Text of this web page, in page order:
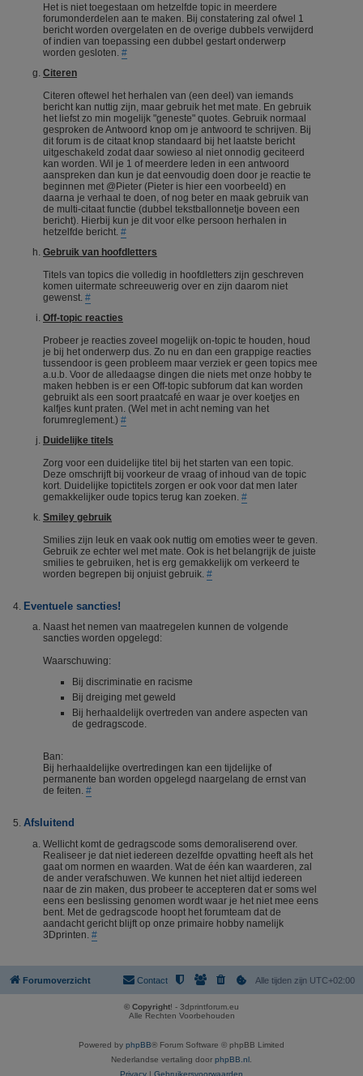
Het is niet toegestaan om hetzelfde topic in meerdere
forumonderdelen aan te maken. Bij constatering zal ofwel 1
bericht worden overgelaten en de overige dubbels verwijderd
of indien van toepassing een dubbel gestart onderwerp
worden gesloten. #
Citeren
Citeren oftewel het herhalen van (een deel) van iemands
bericht kan nuttig zijn, maar gebruik het met mate. En gebruik
het liefst zo min mogelijk "geneste" quotes. Gebruik normaal
gesproken de Antwoord knop om je antwoord te schrijven. Bij
dit forum is de citaat knop standaard bij het laatste bericht
uitgeschakeld zodat daar sowieso al niet onnodig geciteerd
kan worden. Wil je 1 of meerdere leden in een antwoord
aanspreken dan kun je dat eenvoudig doen door je reactie te
beginnen met @Pieter (Pieter is hier een voorbeeld) en
daarna je verhaal te doen, of nog beter en maak gebruik van
de multi-citaat functie (dubbel tekstballonnetje boveen een
bericht). Hierbij kun je dit voor elke persoon herhalen in
hetzelfde bericht. #
Gebruik van hoofdletters
Titels van topics die volledig in hoofdletters zijn geschreven
komen uitermate schreeuwerig over en zijn daarom niet
gewenst. #
Off-topic reacties
Probeer je reacties zoveel mogelijk on-topic te houden, houd
je bij het onderwerp dus. Zo nu en dan een grappige reacties
tussendoor is geen probleem maar verziek er geen topics mee
a.u.b. Voor de alledaagse dingen die niets met onze hobby te
maken hebben is er een Off-topic subforum dat kan worden
gebruikt als een soort praatcafé en waar je over koetjes en
kalfjes kunt praten. (Wel met in acht neming van het
forumreglement.) #
Duidelijke titels
Zorg voor een duidelijke titel bij het starten van een topic.
Deze omschrijft bij voorkeur de vraag of inhoud van de topic
kort. Duidelijke topictitels zorgen er ook voor dat men later
gemakkelijker oude topics terug kan zoeken. #
Smiley gebruik
Smilies zijn leuk en vaak ook nuttig om emoties weer te geven.
Gebruik ze echter wel met mate. Ook is het belangrijk de juiste
smilies te gebruiken, het is erg gemakkelijk om verkeerd te
worden begrepen bij onjuist gebruik. #
Eventuele sancties!
Naast het nemen van maatregelen kunnen de volgende
sancties worden opgelegd:
Waarschuwing:
Bij discriminatie en racisme
Bij dreiging met geweld
Bij herhaaldelijk overtreden van andere aspecten van
de gedragscode.
Ban:
Bij herhaaldelijke overtredingen kan een tijdelijke of
permanente ban worden opgelegd naargelang de ernst van
de feiten. #
Afsluitend
Wellicht komt de gedragscode soms demoraliserend over.
Realiseer je dat niet iedereen dezelfde opvatting heeft als het
gaat om normen en waarden. Wat de één kan waarderen, zal
de ander verafschuwen. We kunnen het niet altijd iedereen
naar de zin maken, dus probeer te accepteren dat er soms wel
eens een beslissing genomen wordt waar je het niet mee eens
bent. Met de gedragscode hoopt het forumteam dat de
aandacht gericht blijft op onze primaire hobby namelijk
3Dprinten. #
Forumoverzicht Alle tijden zijn UTC+02:00
Contact
© Copyright! - 3dprintforum.eu
Alle Rechten Voorbehouden
Powered by phpBB® Forum Software © phpBB Limited
Nederlandse vertaling door phpBB.nl
Privacy | Gebruikersvoorwaarden